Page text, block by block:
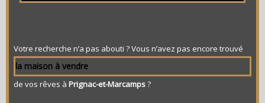
Votre recherche n’a pas abouti ? Vous n’avez pas encore trouvé
la maison à vendre
de vos rêves à Prignac-et-Marcamps?